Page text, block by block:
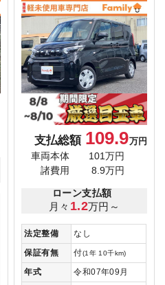
支払総額 109.9万円
車両本体
101万円
諸費用
8.9万円
ローン支払額
月々 1.2万円～
法定整備
なし
保証有無
付(1年 10千km)
年式
令和07年09月